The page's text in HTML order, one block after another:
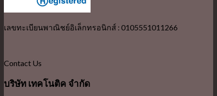
เลขทะเบียนพาณิชย์อิเล็กทรอนิกส์ : 0105551011266
Contact Us
บริษัท เทคโนติค จำกัด